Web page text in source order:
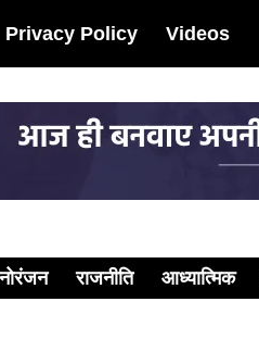
Privacy Policy Videos
राजनीति आध्यात्मिक